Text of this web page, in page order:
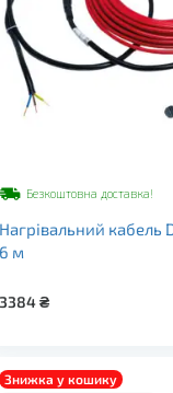
Безкоштовна доставка!
Нагрівальний кабель
6 м
3384₴
Знижка у кошику